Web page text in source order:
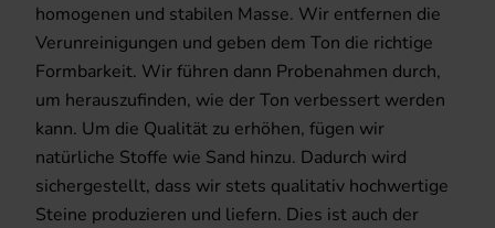
homogenen und stabilen Masse. Wir entfernen die
Verunreinigungen und geben dem Ton die richtige
Formbarkeit. Wir führen dann Probenahmen durch,
um herauszufinden, wie der Ton verbessert werden
kann. Um die Qualität zu erhöhen, fügen wir
natürliche Stoffe wie Sand hinzu. Dadurch wird
sichergestellt, dass wir stets qualitativ hochwertige
Steine produzieren und liefern. Dies ist auch der